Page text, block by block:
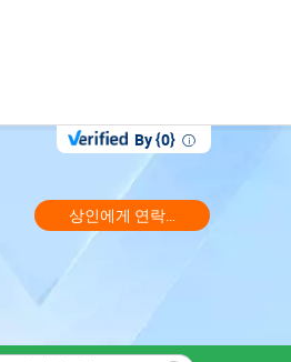
By {0}
상인에게 연락하십시오.